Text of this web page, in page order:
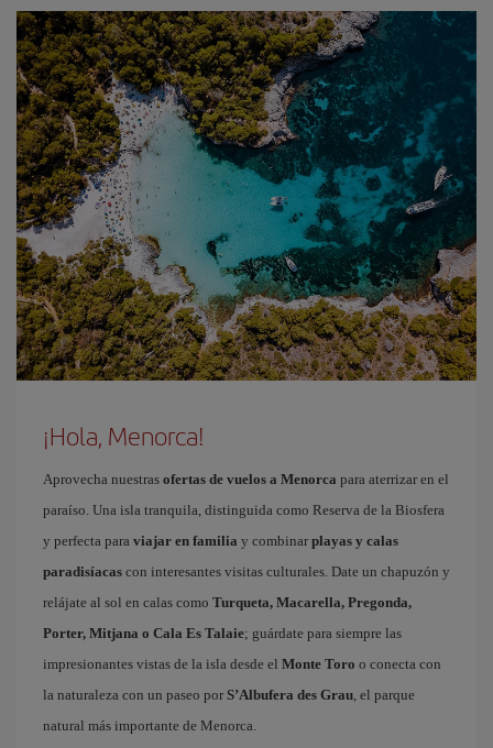
¡Hola, Menorca!
Aprovecha nuestras ofertas de vuelos a Menorca para aterrizar en el
paraíso. Una isla tranquila, distinguida como Reserva de la Biosfera
y perfecta para viajar en familia y combinar playas y calas
paradisíacas con interesantes visitas culturales. Date un chapuzón y
relájate al sol en calas como Turqueta, Macarella, Pregonda,
Porter, Mitjana o Cala Es Talaie; guárdate para siempre las
impresionantes vistas de la isla desde el Monte Toro o conecta con
la naturaleza con un paseo por S’Albufera des Grau, el parque
natural más importante de Menorca.